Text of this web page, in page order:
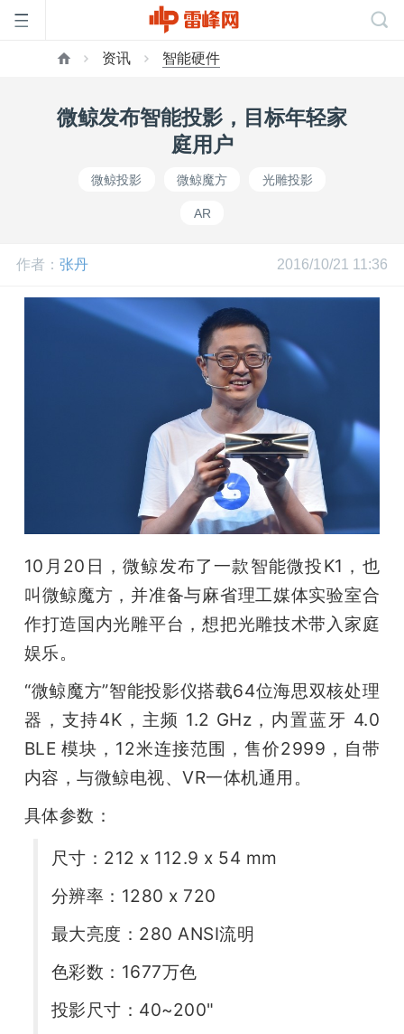
网
动
中
GAIR
专
爱
机
资讯 智能硬件
微鲸发布智能投影，目标年轻家
庭用户
微鲸投影 微鲸魔方 光雕投影
AR
作者： 张丹 2016/10/21 11:36
10月20日，微鲸发布了一款智能微投K1，也
叫微鲸魔方，并准备与麻省理工媒体实验室合
作打造国内光雕平台，想把光雕技术带入家庭
娱乐。
“微鲸魔方”智能投影仪搭载64位海思双核处理
器，支持4K，主频 1.2 GHz，内置蓝牙 4.0
BLE 模块，12米连接范围，售价2999，自带
内容，与微鲸电视、VR一体机通用。
具体参数：
尺寸：212 x 112.9 x 54 mm
分辨率：1280 x 720
最大亮度：280 ANSI流明
色彩数：1677万色
投影尺寸：40~200"